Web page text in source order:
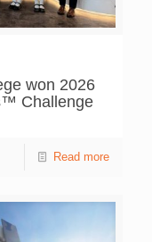
種因素影響，產生
害等病害。敦煌研
損文物的分析檢
器，從而得知礦物
溶鹽，當濕度升高
就會產生酥堿病
全。 殿堂級中醫
辨植物的功效，為
的《黃帝內經》屬
won 2026
Challenge
Read more